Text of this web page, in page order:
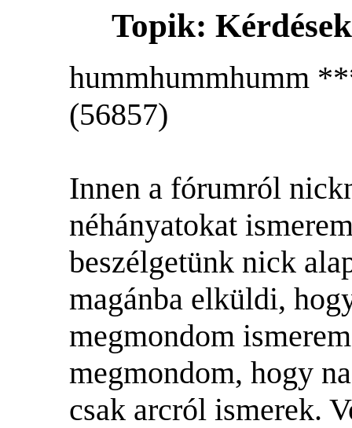
Topik:
hummhummhumm
(56857)
Innen a fórumról
néhányatokat
beszélgetünk nick
magánba elküldi,
megmondom
megmondom, hogy
csak arcról ismerek.